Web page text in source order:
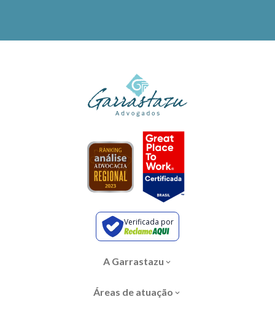
Verificada por
A Garrastazu
Áreas de atuação